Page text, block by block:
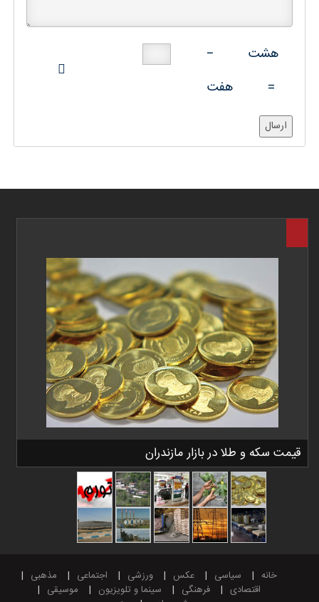
هشت
−
=
هفت
ارسال
قیمت سکه و طلا در بازار مازندران
خانه سیاسی عکس ورزشی اجتماعی
مذهبی
اقتصادی
فرهنگی سینما و تلویزیون
موسیقی